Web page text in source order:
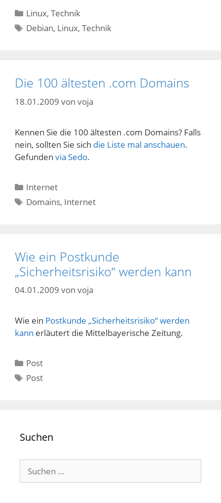
Kategorien
Linux,Technik
Schlagwörter
Debian, Linux,Technik
Die 100 ältesten .com Domains
18.01.2009 von voja
Kennen Sie die 100 ältesten .com Domains? Falls
nein, sollten Sie sich die Liste mal anschauen.
Gefunden via Sedo.
Kategorien
Internet
Schlagwörter
Domains, Internet
Wie ein Postkunde
„Sicherheitsrisiko“ werden kann
04.01.2009 von voja
Wie ein Postkunde „Sicherheitsrisiko“ werden
kann erläutert die Mittelbayerische Zeitung.
Kategorien
Post
Schlagwörter
Post
Suchen
Suchen
nach: